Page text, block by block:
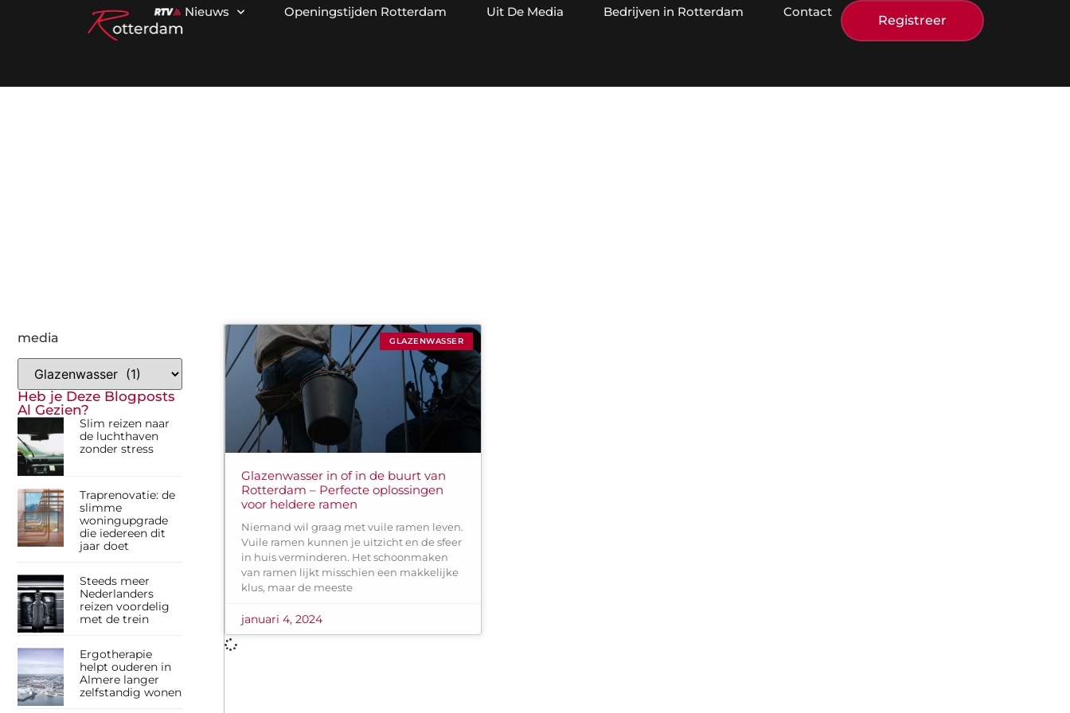
Nieuws Openingstijden Rotterdam Uit De Media Bedrijven in Rotterdam Contact
Registreer
media
Heb je Deze Blogposts
Al Gezien?
Slim reizen naar
de luchthaven
zonder stress
Traprenovatie: de
slimme
woningupgrade
die iedereen dit
jaar doet
Steeds meer
Nederlanders
reizen voordelig
met de trein
Ergotherapie
helpt ouderen in
Almere langer
zelfstandig wonen
GLAZENWASSER
Glazenwasser in of in de buurt van
Rotterdam – Perfecte oplossingen
voor heldere ramen
Niemand wil graag met vuile ramen leven.
Vuile ramen kunnen je uitzicht en de sfeer
in huis verminderen. Het schoonmaken
van ramen lijkt misschien een makkelijke
klus, maar de meeste
januari 4, 2024